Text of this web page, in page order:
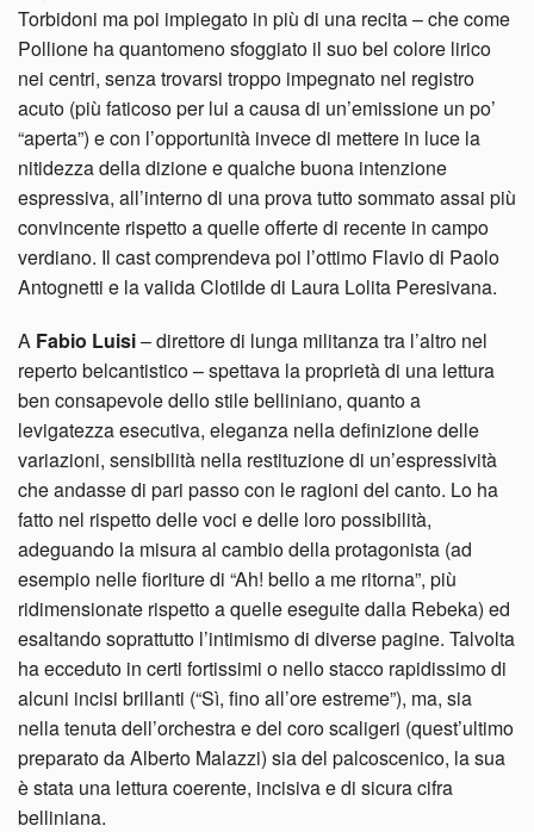
Torbidoni ma poi impiegato in più di una recita – che come
Pollione ha quantomeno sfoggiato il suo bel colore lirico
nei centri, senza trovarsi troppo impegnato nel registro
acuto (più faticoso per lui a causa di un’emissione un po’
“aperta”) e con l’opportunità invece di mettere in luce la
nitidezza della dizione e qualche buona intenzione
espressiva, all’interno di una prova tutto sommato assai più
convincente rispetto a quelle offerte di recente in campo
verdiano. Il cast comprendeva poi l’ottimo Flavio di Paolo
Antognetti e la valida Clotilde di Laura Lolita Peresivana.
A Fabio Luisi– direttore di lunga militanza tra l’altro nel
reperto belcantistico – spettava la proprietà di una lettura
ben consapevole dello stile belliniano, quanto a
levigatezza esecutiva, eleganza nella definizione delle
variazioni, sensibilità nella restituzione di un’espressività
che andasse di pari passo con le ragioni del canto. Lo ha
fatto nel rispetto delle voci e delle loro possibilità,
adeguando la misura al cambio della protagonista (ad
esempio nelle fioriture di “Ah! bello a me ritorna”, più
ridimensionate rispetto a quelle eseguite dalla Rebeka) ed
esaltando soprattutto l’intimismo di diverse pagine. Talvolta
ha ecceduto in certi fortissimi o nello stacco rapidissimo di
alcuni incisi brillanti (“Sì, fino all’ore estreme”), ma, sia
nella tenuta dell’orchestra e del coro scaligeri (quest’ultimo
preparato da Alberto Malazzi) sia del palcoscenico, la sua
è stata una lettura coerente, incisiva e di sicura cifra
belliniana.